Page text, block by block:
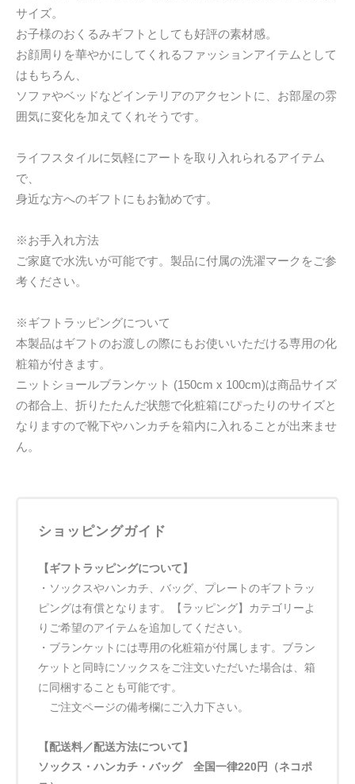
サイズ。
お子様のおくるみギフトとしても好評の素材感。
お顔周りを華やかにしてくれるファッションアイテムとして
はもちろん、
ソファやベッドなどインテリアのアクセントに、お部屋の雰
囲気に変化を加えてくれそうです。
ライフスタイルに気軽にアートを取り入れられるアイテム
で、
身近な方へのギフトにもお勧めです。
※お手入れ方法
ご家庭で水洗いが可能です。製品に付属の洗濯マークをご参
考ください。
※ギフトラッピングについて
本製品はギフトのお渡しの際にもお使いいただける専用の化
粧箱が付きます。
ニットショールブランケット (150cm x 100cm)は商品サイズ
の都合上、折りたたんだ状態で化粧箱にぴったりのサイズと
なりますので靴下やハンカチを箱内に入れることが出来ませ
ん。
ショッピングガイド
【ギフトラッピングについて】
・ソックスやハンカチ、バッグ、プレートのギフトラッ
ピングは有償となります。【ラッピング】カテゴリーよ
りご希望のアイテムを追加してください。
・ブランケットには専用の化粧箱が付属します。ブラン
ケットと同時にソックスをご注文いただいた場合は、箱
に同梱することも可能です。
ご注文ページの備考欄にご入力下さい。
【配送料／配送方法について】
ソックス・ハンカチ・バッグ 全国一律220円（ネコポ